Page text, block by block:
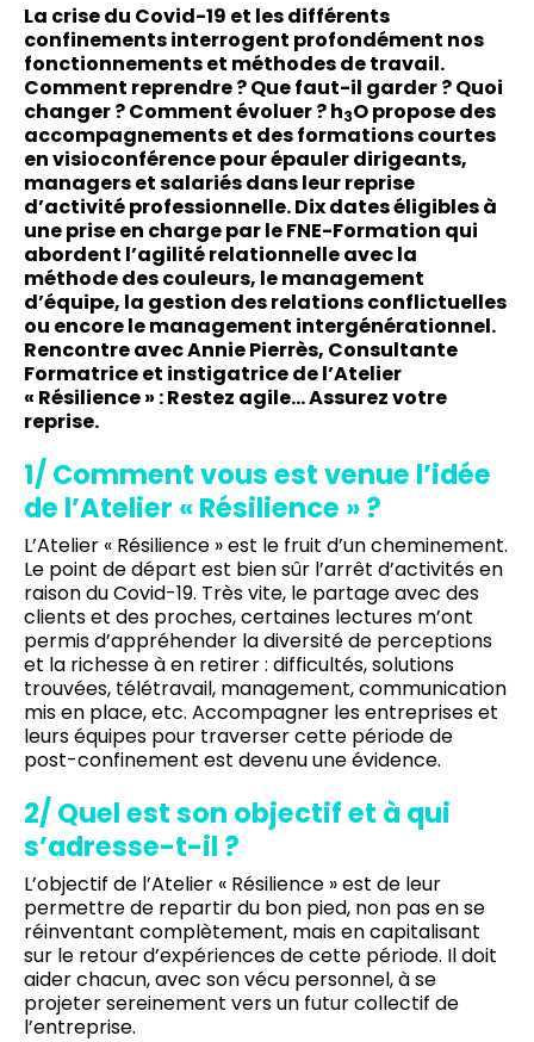
La crise du Covid-19 et les différents
confinements interrogent profondément nos
fonctionnements et méthodes de travail.
Comment reprendre ? Que faut-il garder ? Quoi
changer ? Comment évoluer ?h3O propose des
accompagnements et des formations courtes
en visioconférence pour épauler dirigeants,
managers et salariés dans leur reprise
d’activité professionnelle. Dix dates éligibles à
une prise en charge par leFNE-Formation qui
abordent l’agilité relationnelle avec la
méthode des couleurs, lemanagement
d’équipe, la gestion des relations conflictuelles
ou encore lemanagement intergénérationnel.
Rencontre avec Annie Pierrès, Consultante
Formatrice et instigatrice de l’Atelier
« Résilience » : Restez agile… Assurez votre
reprise.
1/ Comment vous est venue l’idée
de l’Atelier « Résilience » ?
L’Atelier « Résilience » est le fruit d’un cheminement.
Le point de départ est bien sûr l’arrêt d’activités en
raison du Covid-19. Très vite, le partage avec des
clients et des proches, certaines lectures m’ont
permis d’appréhender la diversité de perceptions
et la richesse à en retirer : difficultés, solutions
trouvées, télétravail, management, communication
mis en place, etc. Accompagner les entreprises et
leurs équipes pour traverser cette période de
post-confinement est devenu une évidence.
2/ Quel est son objectif et à qui
s’adresse-t-il ?
L’objectif de l’Atelier « Résilience » est de leur
permettre de repartir du bon pied, non pas en se
réinventant complètement, mais en capitalisant
sur le retour d’expériences de cette période. Il doit
aider chacun, avec son vécu personnel, à se
projeter sereinement vers un futur collectif de
l’entreprise.